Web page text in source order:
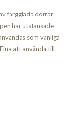
färgglada dörrar
har utstansade
som vanliga
att använda till